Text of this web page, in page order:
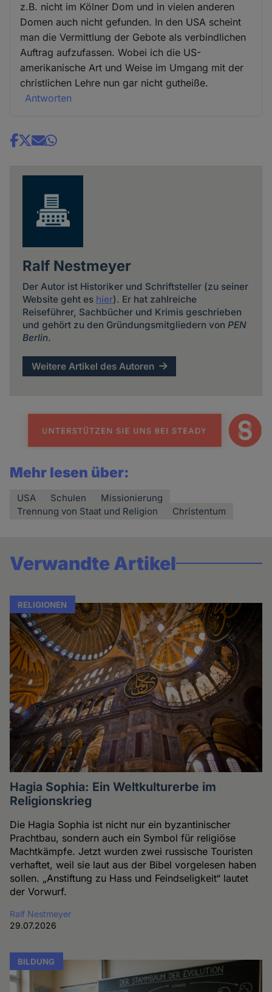
z.B. nicht im Kölner Dom und in vielen anderen
Domen auch nicht gefunden. In den USA scheint
man die Vermittlung der Gebote als verbindlichen
Auftrag aufzufassen. Wobei ich die US-
amerikanische Art und Weise im Umgang mit der
christlichen Lehre nun gar nicht gutheiße.
Antworten
Share
Ralf Nestmeyer
Der Autor ist Historiker und Schriftsteller (zu seiner
Website geht es hier). Er hat zahlreiche
Reiseführer, Sachbücher und Krimis geschrieben
und gehört zu den Gründungsmitgliedern von PEN
Berlin.
Weitere Artikel des Autoren
Mehr lesen über:
USA Schulen
Missionierung
Trennung von Staat und Religion
Christentum
Verwandte Artikel
RELIGIONEN
Hagia Sophia: Ein Weltkulturerbe im
Religionskrieg
Die Hagia Sophia ist nicht nur ein byzantinischer
Prachtbau, sondern auch ein Symbol für religiöse
Machtkämpfe. Jetzt wurden zwei russische Touristen
verhaftet, weil sie laut aus der Bibel vorgelesen haben
sollen. „Anstiftung zu Hass und Feindseligkeit“ lautet
der Vorwurf.
Ralf Nestmeyer
29.07.2026
BILDUNG